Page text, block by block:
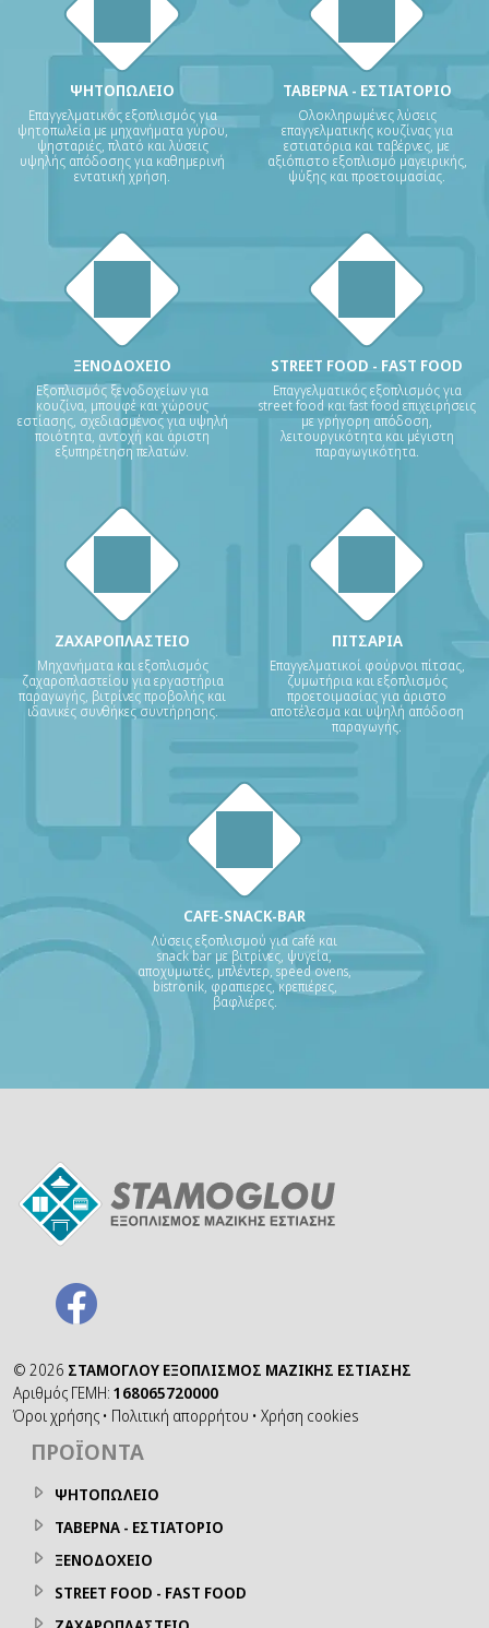
ΨΗΤΟΠΩΛΕΙΟ
Επαγγελματικός εξοπλισμός για
ψητοπωλεία με μηχανήματα γύρου,
ψησταριές, πλατό και λύσεις
υψηλής απόδοσης για καθημερινή
εντατική χρήση.
ΤΑΒΕΡΝΑ - ΕΣΤΙΑΤΟΡΙΟ
Ολοκληρωμένες λύσεις
επαγγελματικής κουζίνας για
εστιατόρια και ταβέρνες, με
αξιόπιστο εξοπλισμό μαγειρικής,
ψύξης και προετοιμασίας.
ΞΕΝΟΔΟΧΕΙΟ
Εξοπλισμός ξενοδοχείων για
κουζίνα, μπουφέ και χώρους
εστίασης, σχεδιασμένος για υψηλή
ποιότητα, αντοχή και άριστη
εξυπηρέτηση πελατών.
STREET FOOD - FAST FOOD
Επαγγελματικός εξοπλισμός για
street food και fast food επιχειρήσεις
με γρήγορη απόδοση,
λειτουργικότητα και μέγιστη
παραγωγικότητα.
ΖΑΧΑΡΟΠΛΑΣΤΕΙΟ
Μηχανήματα και εξοπλισμός
ζαχαροπλαστείου για εργαστήρια
παραγωγής, βιτρίνες προβολής και
ιδανικές συνθήκες συντήρησης.
ΠΙΤΣΑΡΙΑ
Επαγγελματικοί φούρνοι πίτσας,
ζυμωτήρια και εξοπλισμός
προετοιμασίας για άριστο
αποτέλεσμα και υψηλή απόδοση
παραγωγής.
CAFE-SNACK-BAR
Λύσεις εξοπλισμού για café και
snack bar με βιτρίνες, ψυγεία,
αποχυμωτές, μπλέντερ, speed ovens,
bistronik, φραπιερες, κρεπιέρες,
βαφλιέρες.
© 2026 ΣΤΑΜΟΓΛΟΥ ΕΞΟΠΛΙΣΜΟΣ ΜΑΖΙΚΗΣ ΕΣΤΙΑΣΗΣ
Αριθμός ΓΕΜΗ: 168065720000
Όροι χρήσης • Πολιτική απορρήτου • Χρήση cookies
ΠΡΟΪΌΝΤΑ
ΨΗΤΟΠΩΛΕΙΟ
ΤΑΒΕΡΝΑ - ΕΣΤΙΑΤΟΡΙΟ
ΞΕΝΟΔΟΧΕΙΟ
STREET FOOD - FAST FOOD